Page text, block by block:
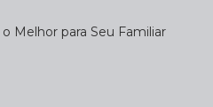
o Melhor para Seu Familiar